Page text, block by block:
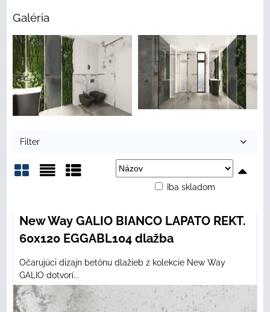
Galéria
Filter
Iba skladom
New Way GALIO BIANCO LAPATO REKT.
60x120 EGGABL104 dlažba
Očarujúci dizajn betónu dlažieb z kolekcie New Way
GALIO dotvorí...